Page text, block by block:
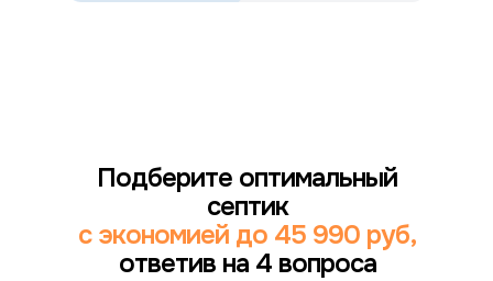
Подберите оптимальный
септик
с экономией до 45 990 руб,
ответив на 4 вопроса